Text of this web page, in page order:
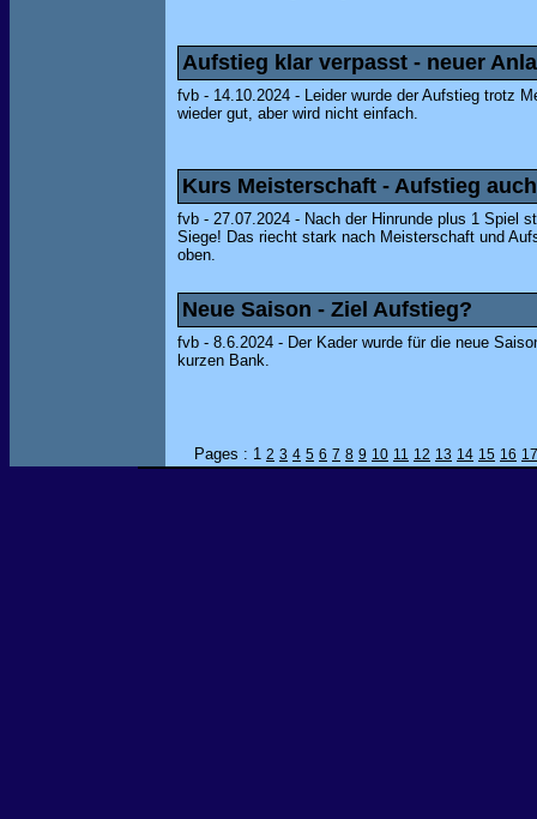
Aufstieg klar verpasst - neuer
fvb - 14.10.2024 - Leider wurde der Aufstieg trotz
wieder gut, aber wird nicht einfach.
Kurs Meisterschaft - Aufstieg
fvb - 27.07.2024 - Nach der Hinrunde plus 1 Spiel
Siege! Das riecht stark nach Meisterschaft und
oben.
Neue Saison - Ziel Aufstieg?
fvb - 8.6.2024 - Der Kader wurde für die neue
kurzen Bank.
Pages : 1 2 3 4 5 6 7 8 9 10 11 12 13 14 15 16 17